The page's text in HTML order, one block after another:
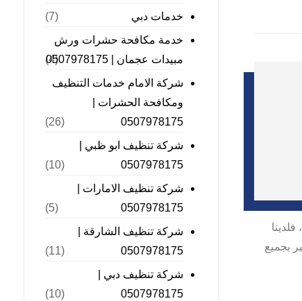
بجميع
خدمات دبي
(7)
خدمة مكافحة حشرات ورش
مبيدات عجمان | 0507978175
(4)
شركة الامام خدمات التنظيف
ومكافحة الحشرات |
0507978175
(26)
شركة تنظيف ابو ظبي |
0507978175
(10)
شركة تنظيف الامارات |
0507978175
(5)
شركة تنظيف الشارقة |
0507978175
(11)
شركة تنظيف دبي |
0507978175
(10)